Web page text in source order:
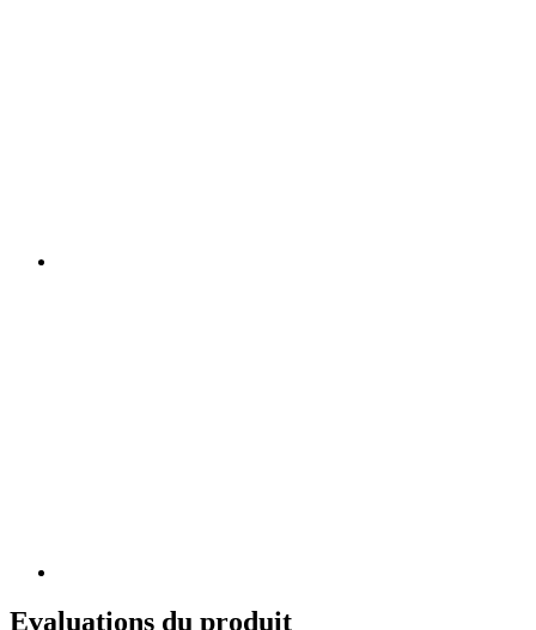
Evaluations du produit